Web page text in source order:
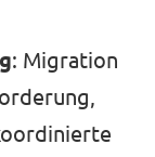
: Migration